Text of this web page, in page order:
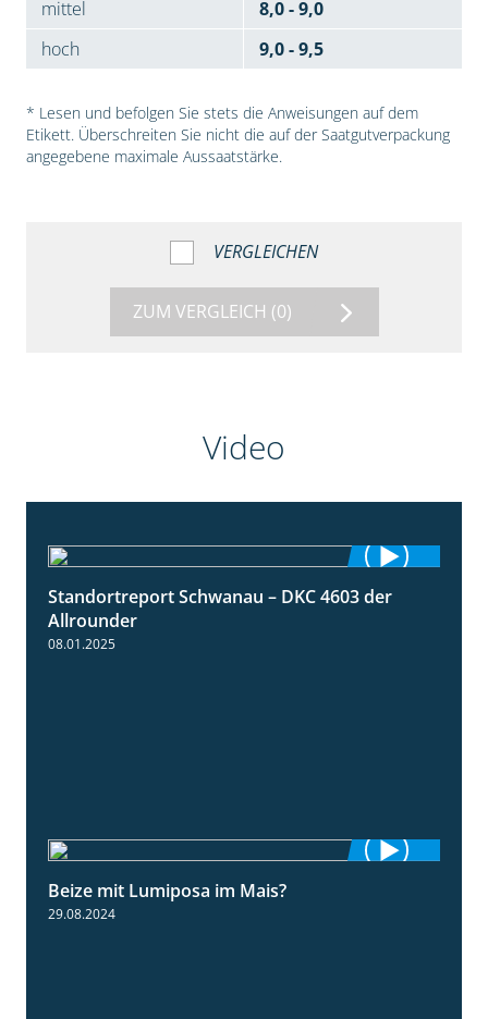
mittel
8,0 - 9,0
hoch
9,0 - 9,5
* Lesen und befolgen Sie stets die Anweisungen auf dem
Etikett. Überschreiten Sie nicht die auf der Saatgutverpackung
angegebene maximale Aussaatstärke.
VERGLEICHEN
ZUM VERGLEICH (0)
Video
1:17
Standortreport Schwanau – DKC 4603 der
Allrounder
08.01.2025
Beize mit Lumiposa im Mais?
29.08.2024